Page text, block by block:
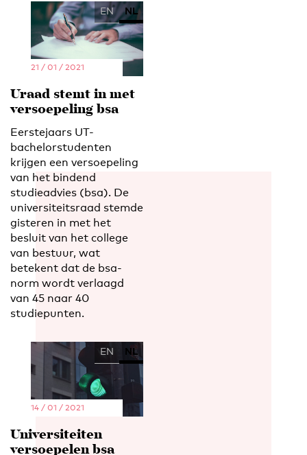
EN NL
21 / 01 / 2021
Uraad stemt in met
versoepeling bsa
Eerstejaars UT-
bachelorstudenten
krijgen een versoepeling
van het bindend
studieadvies (bsa). De
universiteitsraad stemde
gisteren in met het
besluit van het college
van bestuur, wat
betekent dat de bsa-
norm wordt verlaagd
van 45 naar 40
studiepunten.
EN NL
14 / 01 / 2021
Universiteiten